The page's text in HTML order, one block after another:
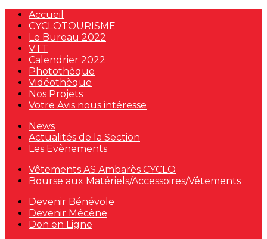
Accueil
CYCLOTOURISME
Le Bureau 2022
VTT
Calendrier 2022
Photothèque
Vidéothèque
Nos Projets
Votre Avis nous intéresse
News
Actualités de la Section
Les Evènements
Vêtements AS Ambarès CYCLO
Bourse aux Matériels/Accessoires/Vêtements
Devenir Bénévole
Devenir Mécène
Don en Ligne